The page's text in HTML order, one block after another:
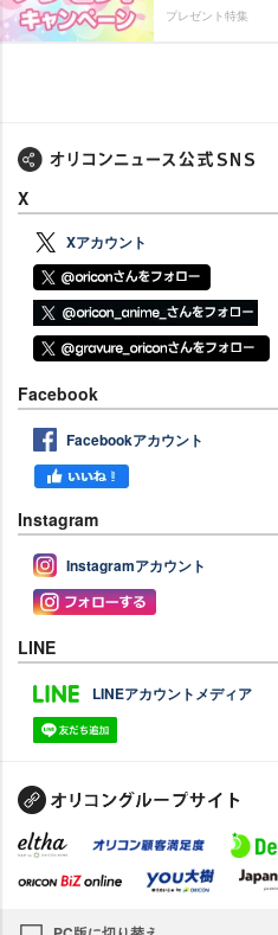
プレゼント特集
X
Xアカウント
Facebook
Facebookアカウント
Instagram
Instagramアカウント
LINE
LINEアカウントメディア